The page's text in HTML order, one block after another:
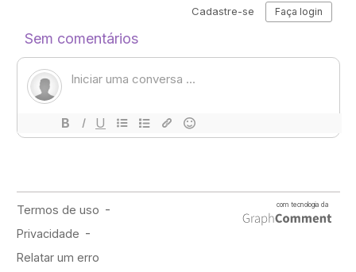
situação intensificou a importância de assumir que estas
relações criadas desta forma também são válidas e
podem sim fazerem parte da existência desse conceito.
Estar aberta a criar novos vínculos significativos por
meio das tecnologias faz parte desse processo recente.
Afinal, quem pode ser nossa rede de apoio?
caso é único, assim como para estabelecer quem faz
parte dessa. Além da família também devem ser
consideradas as relações de amizade ou qualquer outra
que faça sentido e tenha conexão intensa relacionada a